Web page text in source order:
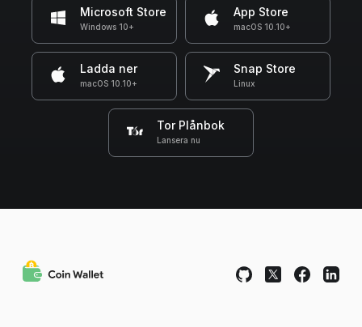
Microsoft Store
Windows 10+
App Store
macOS 10.10+
Ladda ner
macOS 10.10+
Snap Store
Linux
Tor Plånbok
Lansera nu